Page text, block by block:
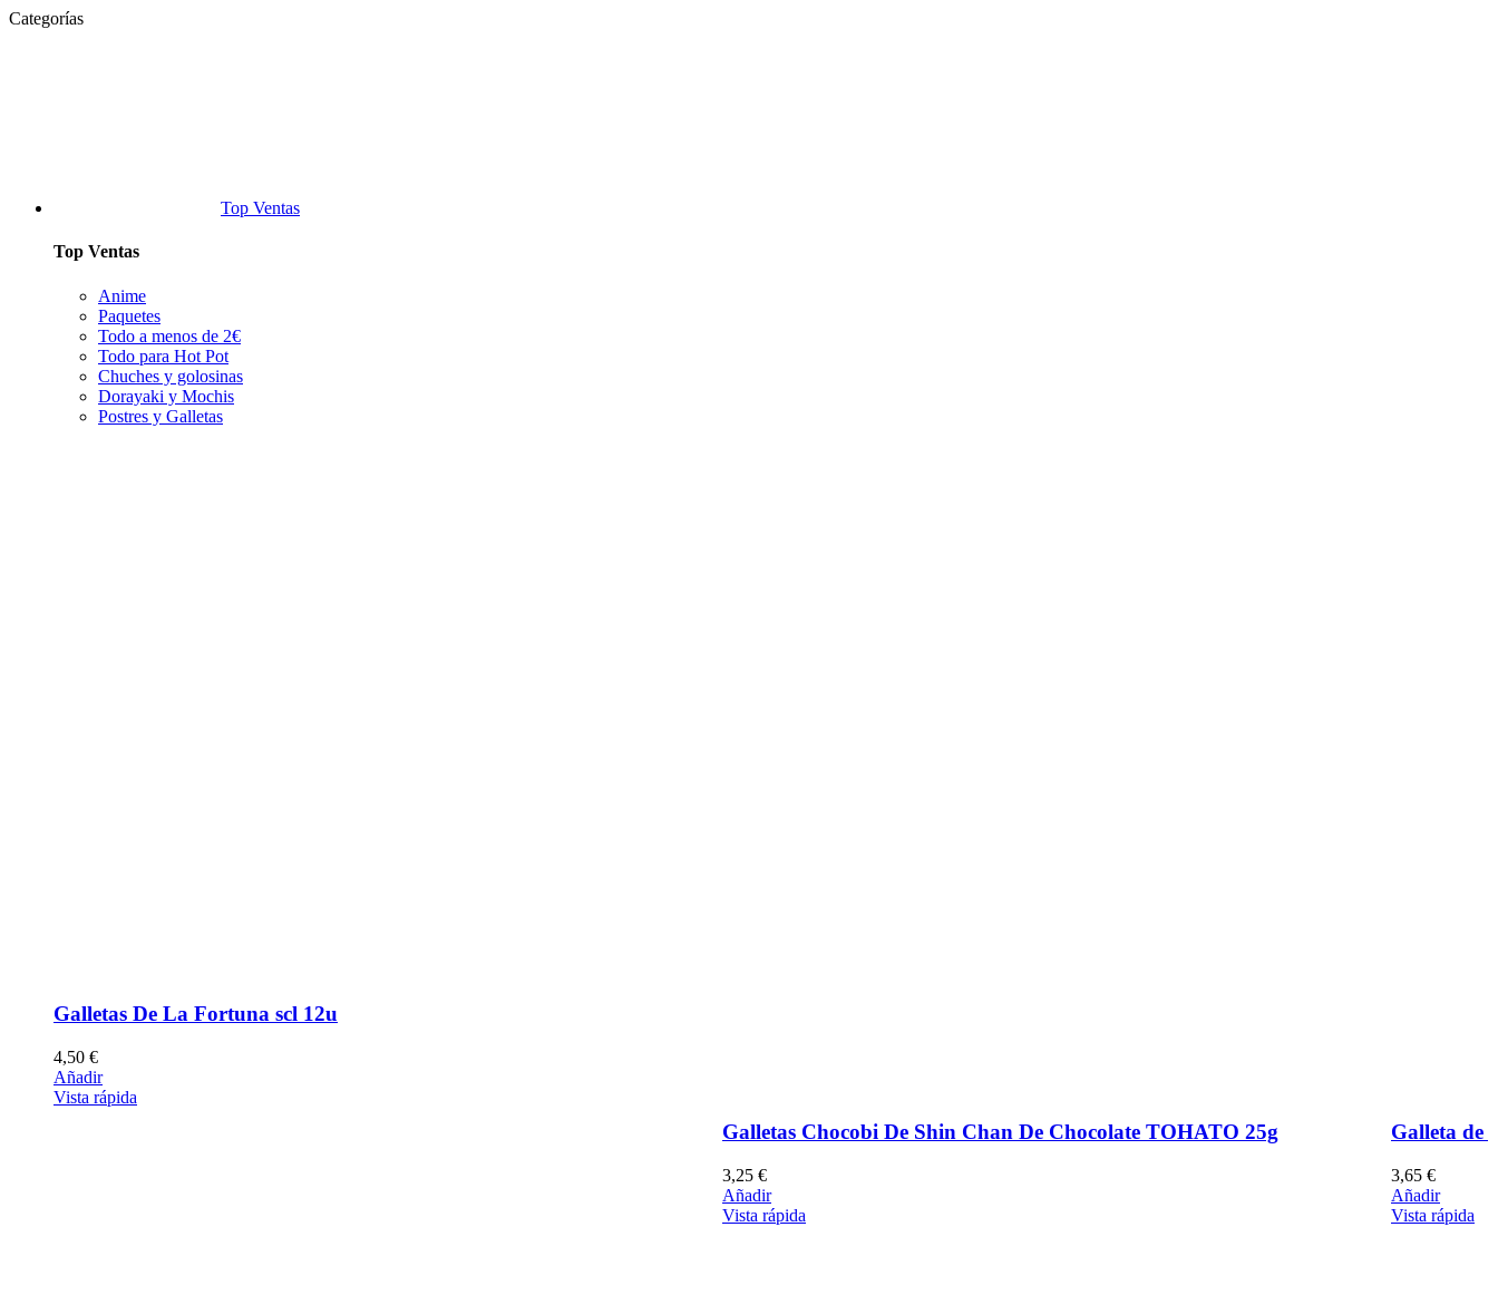
Categorías
Top Ventas
Top Ventas
Anime
Paquetes
Todo a menos de 2€
Todo para Hot Pot
Chuches y golosinas
Dorayaki y Mochis
Postres y Galletas
Galletas De La Fortuna scl 12u
4,50 €
Añadir
Vista rápida
Galletas Chocobi De Shin Chan De Chocolate TOHATO 25g
3,25 €
Añadir
Vista rápida
Galleta de
3,65 €
Añadir
Vista rápida